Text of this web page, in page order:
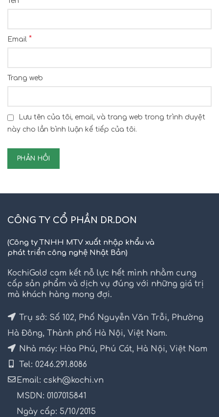
Email *
Trang web
Lưu tên của tôi, email, và trang web trong trình duyệt
này cho lần bình luận kế tiếp của tôi.
CÔNG TY CỔ PHẦN DR.DON
(Công ty TNHH MTV xuất nhập khẩu và
phát triển công nghệ Nhật Bản)
KochiGold cam kết nỗ lực hết mình nhằm cung
cấp sản phẩm và dịch vụ đúng với những giá trị
mà khách hàng mong đợi.
Trụ sở: Số 102, Phố Nguyễn Văn Trỗi, Phường
Hà Đông, Thành phố Hà Nội, Việt Nam.
Nhà máy: Hòa Phú, Phú Cát, Hà Nội, Việt Nam
Tel: 0246.291.8086
Email: cskh@kochi.vn
MSDN: 0107015841
Ngày cấp: 5/10/2015